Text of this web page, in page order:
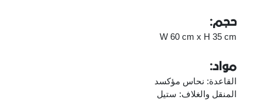
حجم:
W 60 cm x H 35 cm
مواد:
القاعدة: نحاس مؤكسد
المنقل والغلاف: ستيل